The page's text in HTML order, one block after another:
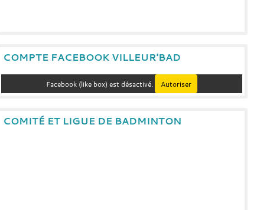
COMPTE FACEBOOK VILLEUR'BAD
Facebook (like box) est désactivé. Autoriser
COMITÉ ET LIGUE DE BADMINTON